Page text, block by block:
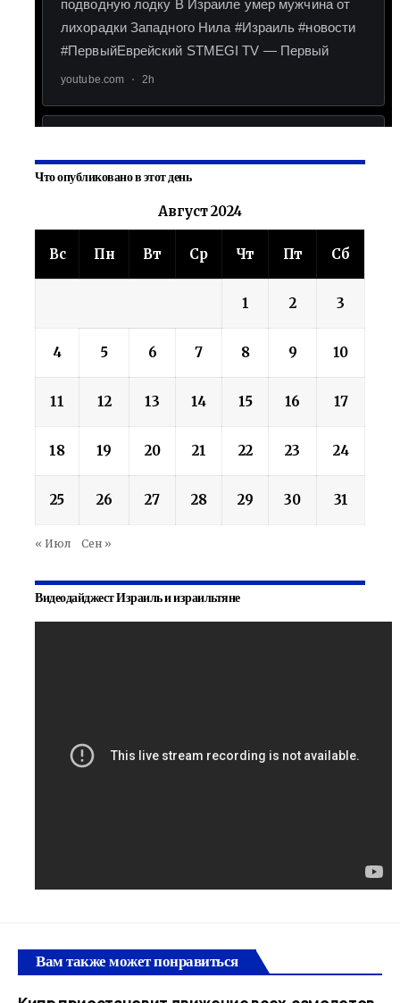
Что опубликовано в этот день
Август 2024
Вс Пн Вт Ср Чт Пт Сб
1 2 3
4 5 6 7 8 9 10
11 12 13 14 15 16 17
18 19 20 21 22 23 24
25 26 27 28 29 30 31
« Июл Сен »
Видеодайджест Израиль и израильтяне
Вам также может понравиться